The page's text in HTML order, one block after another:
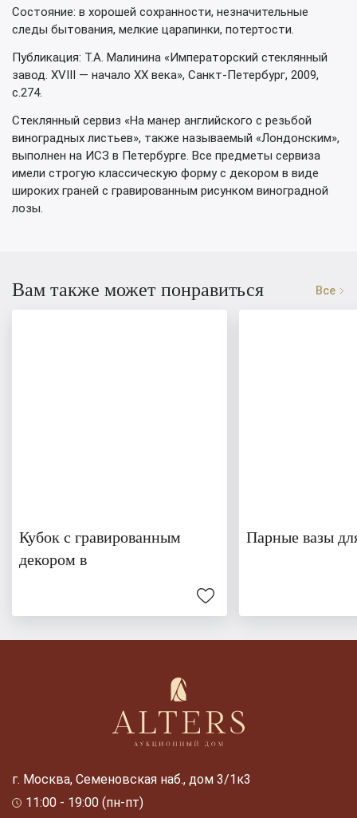
Состояние: в хорошей сохранности, незначительные
следы бытования, мелкие царапинки, потертости.
Публикация: Т.А. Малинина «Императорский стеклянный
завод. XVIII — начало ХХ века», Санкт-Петербург, 2009,
с.274.
Стеклянный сервиз «На манер английского с резьбой
виноградных листьев», также называемый «Лондонским»,
выполнен на ИСЗ в Петербурге. Все предметы сервиза
имели строгую классическую форму с декором в виде
широких граней с гравированным рисунком виноградной
лозы.
Вам также может понравиться Все
Кубок с гравированным
декором в
Парные вазы
г. Москва, Семеновская наб., дом 3/1к3
11:00 - 19:00 (пн-пт)